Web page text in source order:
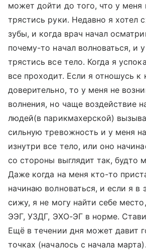
может дойти до того, что у меня
трястись руки. Недавно я хотел
зубы, и когда врач начал
почему-то начал волноваться, и
трястись все тело. Когда я
все проходит. Если я отношусь к
доверительно, то у меня не
волнения, но чаще воздействие
людей(в парикмахерской)
сильную тревожность и у меня
изнутри все тело, или оно
со стороны выглядит так, будто
Даже когда на меня кто-то
начинаю волноваться, и если я в
сижу, я не могу найти себе
ЭЭГ, УЗДГ, ЭХО-ЭГ в норме.
Ещё в течении дня может давит
точках (началось с начала